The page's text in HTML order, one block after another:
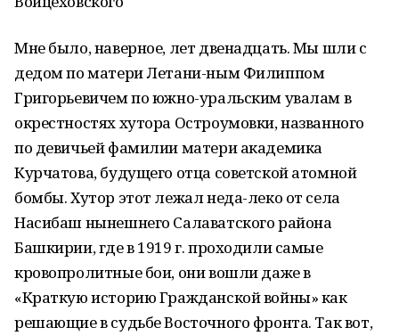
Мне было, наверное, лет двенадцать. Мы шли с
дедом по матери Летани-ным Филиппом
Григорьевичем по южно-уральским увалам в
окрестностях хутора Остроумовки, названного
по девичьей фамилии матери академика
Курчатова, будущего отца советской атомной
бомбы. Хутор этот лежал неда-леко от села
Насибаш нынешнего Салаватского района
Башкирии, где в 1919 г. проходили самые
кровопролитные бои, они вошли даже в
«Краткую историю Гражданской войны» как
решающие в судьбе Восточного фронта. Так вот,